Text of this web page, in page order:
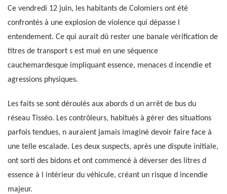
Ce vendredi 12 juin, les habitants de Colomiers ont été
confrontés à une explosion de violence qui dépasse l
entendement. Ce qui aurait dû rester une banale vérification de
titres de transport s est mué en une séquence
cauchemardesque impliquant essence, menaces d incendie et
agressions physiques.
Les faits se sont déroulés aux abords d un arrêt de bus du
réseau Tisséo. Les contrôleurs, habitués à gérer des situations
parfois tendues, n auraient jamais imaginé devoir faire face à
une telle escalade. Les deux suspects, après une dispute initiale,
ont sorti des bidons et ont commencé à déverser des litres d
essence à l intérieur du véhicule, créant un risque d incendie
majeur.